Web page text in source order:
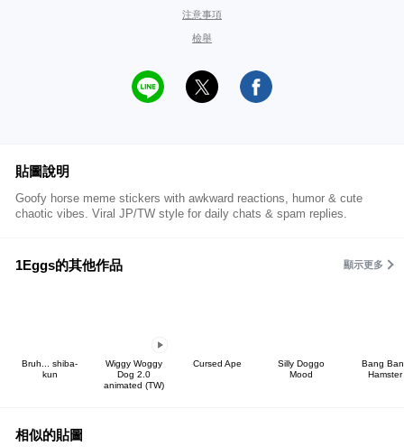
注意事項
檢舉
貼圖說明
Goofy horse meme stickers with awkward reactions, humor & cute
chaotic vibes. Viral JP/TW style for daily chats & spam replies.
1Eggs的其他作品 顯示更多
Bruh... shiba-
kun
Wiggy Woggy
Dog 2.0
animated (TW)
Cursed Ape
Silly Doggo
Mood
Bang
Hamster
相似的貼圖